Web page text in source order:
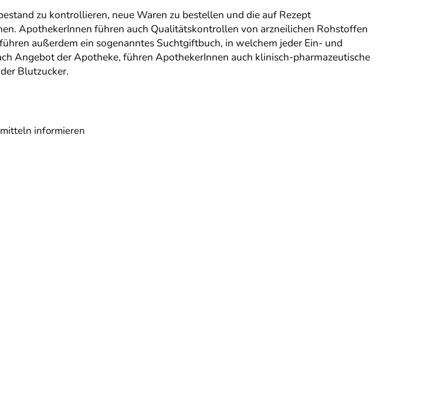
zu kontrollieren, neue Waren zu bestellen und die auf Rezept
ApothekerInnen führen auch Qualitätskontrollen von arzneilichen Rohstoffen
außerdem ein sogenanntes Suchtgiftbuch, in welchem jeder Ein- und
Angebot der Apotheke, führen ApothekerInnen auch klinisch-pharmazeutische
Blutzucker.
informieren